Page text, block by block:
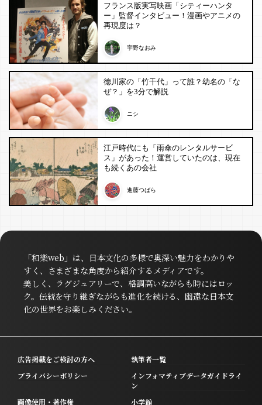
フランス版実写映画「シティーハンタ
ー」監督インタビュー！漫画やアニメの
再現度は？
宇野なおみ
徳川家の「竹千代」って誰？幼名の「な
ぜ？」を3分で解説
ニシ
江戸時代にも「雨傘のレンタルサービ
ス」があった！運営していたのは、現在
も続くあの会社
進藤つばら
「和樂web」は、日本文化の多様で奥深い魅力をわかりや
すく、さまざまな角度から紹介するメディアです。
美しく、ラグジュアリーで、格調高いながらも時にはロッ
ク。伝統を守り継ぎながらも進化を続ける、幽遠な日本文
化の世界をお楽しみください。
広告掲載をご検討の方へ
執筆者一覧
プライバシーポリシー
インフォマティブデータガイドライ
ン
画像使用・著作権
小学館